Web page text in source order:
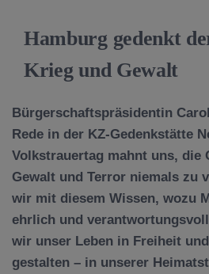
Hamburg gedenkt
Krieg und Gewalt
Bürgerschaftspräsidentin
Rede in der KZ-Gedenkstätte
Volkstrauertag mahnt uns, die
Gewalt und Terror niemals zu
wir mit diesem Wissen, wozu
ehrlich und
wir unser Leben in Freiheit
gestalten – in unserer